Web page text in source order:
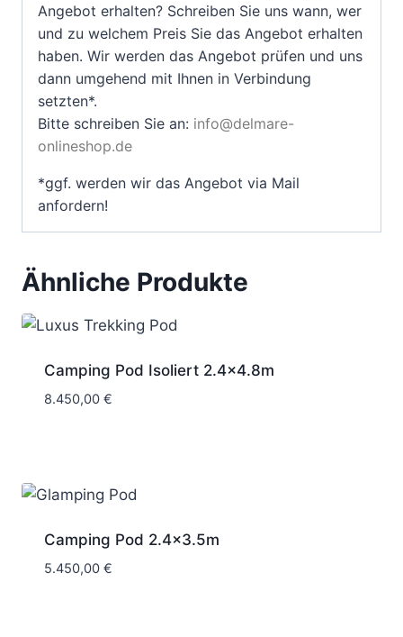
Angebot erhalten? Schreiben Sie uns wann, wer
und zu welchem Preis Sie das Angebot erhalten
haben. Wir werden das Angebot prüfen und uns
dann umgehend mit Ihnen in Verbindung
setzten*.
Bitte schreiben Sie an: info@delmare-
onlineshop.de
*ggf. werden wir das Angebot via Mail
anfordern!
Ähnliche Produkte
Camping Pod Isoliert 2.4×4.8m
8.450,00 €
Camping Pod 2.4×3.5m
5.450,00 €